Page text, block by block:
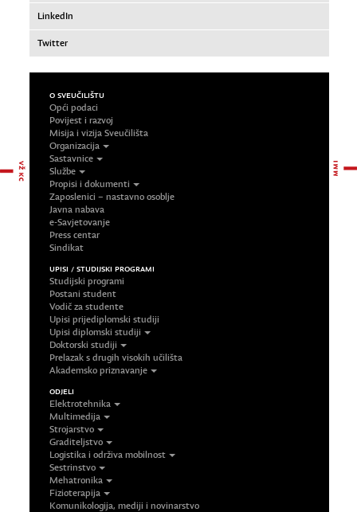
LinkedIn
Twitter
O SVEUČILIŠTU
Opći podaci
Povijest i razvoj
Misija i vizija Sveučilišta
Organizacija
Sastavnice
Službe
Propisi i dokumenti
Zaposlenici – nastavno osoblje
Javna nabava
e-Savjetovanje
Press centar
Sindikat
UPISI / STUDIJSKI PROGRAMI
Studijski programi
Postani student
Vodič za studente
Upisi prijediplomski studiji
Upisi diplomski studiji
Doktorski studiji
Prelazak s drugih visokih učilišta
Akademsko priznavanje
ODJELI
Elektrotehnika
Multimedija
Strojarstvo
Graditeljstvo
Logistika i održiva mobilnost
Sestrinstvo
Mehatronika
Fizioterapija
Komunikologija, mediji i novinarstvo